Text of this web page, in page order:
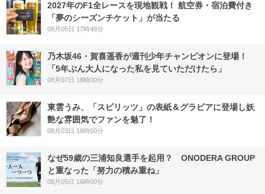
2027年のF1全レースを現地観戦！ 航空券・宿泊費付き
「夢のシーズンチケット」が当たる
08月05日 17時48分
乃木坂46・賀喜遥香が週刊少年チャンピオンに登場！
「5年ぶん大人になった私を見ていただけたら」
08月07日 18時00分
東雲うみ、「スピリッツ」の表紙＆グラビアに登場し妖
艶な雰囲気でファンを魅了！
08月03日 18時00分
なぜ59歳の三浦知良選手を起用？ ONODERA GROUP
と重なった「努力の積み重ね」
08月05日 16時00分